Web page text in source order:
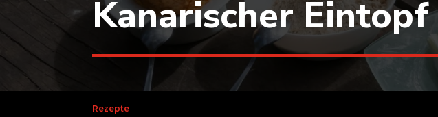
Kanarischer Eintopf
Rezepte